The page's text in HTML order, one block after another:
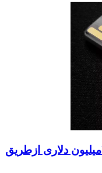
باز کردن قفل کیف پول بیت‌کوین ۳میلیون دلاری ازطریق